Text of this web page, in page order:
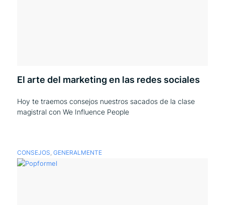
El arte del marketing en las redes sociales
Hoy te traemos consejos nuestros sacados de la clase
magistral con We Influence People
CONSEJOS, GENERALMENTE